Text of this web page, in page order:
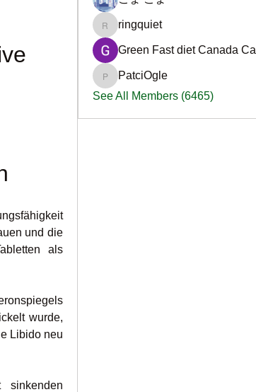
und die
als
wurde,
Libido neu
sinkenden
ringquiet
ringquiet
Green Fast diet Canada Ca
PatciOgle
PatciOgle
See All Members (6465)